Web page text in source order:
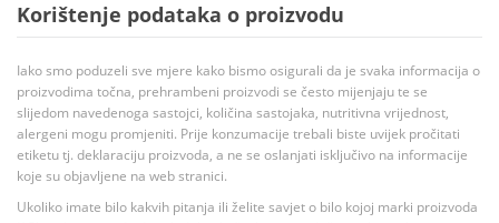
Korištenje podataka o proizvodu
Iako smo poduzeli sve mjere kako bismo osigurali da je svaka informacija o
proizvodima točna, prehrambeni proizvodi se često mijenjaju te se
slijedom navedenoga sastojci, količina sastojaka, nutritivna vrijednost,
alergeni mogu promjeniti. Prije konzumacije trebali biste uvijek pročitati
etiketu tj. deklaraciju proizvoda, a ne se oslanjati isključivo na informacije
koje su objavljene na web stranici.
Ukoliko imate bilo kakvih pitanja ili želite savjet o bilo kojoj marki proizvoda